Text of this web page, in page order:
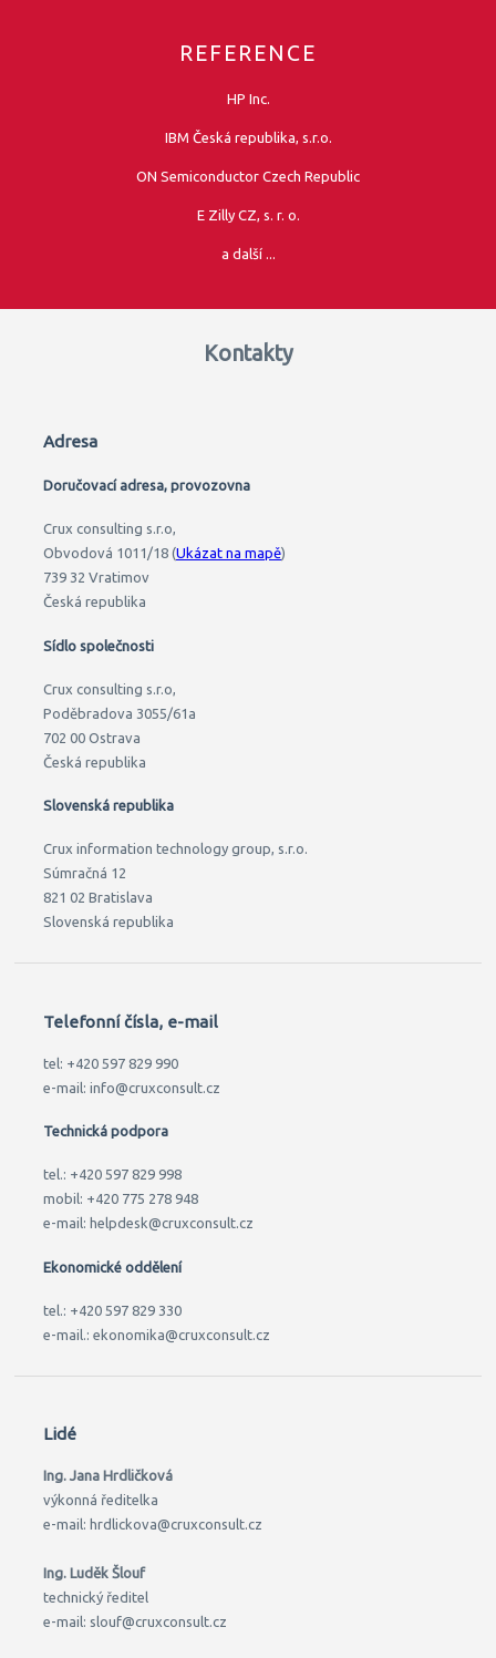
REFERENCE
HP Inc.
IBM Česká republika, s.r.o.
ON Semiconductor Czech Republic
E Zilly CZ, s. r. o.
a další ...
Kontakty
Adresa
Doručovací adresa, provozovna
Crux consulting s.r.o,
Obvodová 1011/18 (Ukázat na mapě)
739 32 Vratimov
Česká republika
Sídlo společnosti
Crux consulting s.r.o,
Poděbradova 3055/61a
702 00 Ostrava
Česká republika
Slovenská republika
Crux information technology group, s.r.o.
Súmračná 12
821 02 Bratislava
Slovenská republika
Telefonní čísla, e-mail
tel: +420 597 829 990
e-mail: info@cruxconsult.cz
Technická podpora
tel.: +420 597 829 998
mobil: +420 775 278 948
e-mail: helpdesk@cruxconsult.cz
Ekonomické oddělení
tel.: +420 597 829 330
e-mail.: ekonomika@cruxconsult.cz
Lidé
Ing. Jana Hrdličková
výkonná ředitelka
e-mail: hrdlickova@cruxconsult.cz
Ing. Luděk Šlouf
technický ředitel
e-mail: slouf@cruxconsult.cz